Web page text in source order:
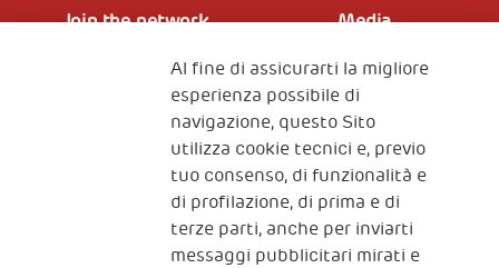
Join the network Media
Iscriviti alla newsletter
Fondazione
The Human Safety Net
CONTATTACI
Al fine di assicurarti la migliore
esperienza possibile di
navigazione, questo Sito
utilizza cookie tecnici e, previo
tuo consenso, di funzionalità e
di profilazione, di prima e di
terze parti, anche per inviarti
messaggi pubblicitari mirati e